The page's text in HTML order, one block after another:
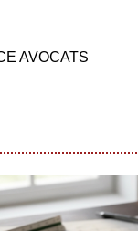
AVOCATS